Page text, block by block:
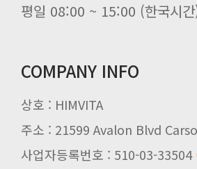
평일 08:00 ~ 15:00 (한국시
COMPANY INFO
상호 : HIMVITA
주소 : 21599 Avalon Blvd
사업자등록번호 : 510-03-33504